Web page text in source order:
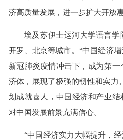
济高质量发展，进一步扩大开放
埃及苏伊士运河大学语言
开罗、北京等城市。“中国经济
新冠肺炎疫情冲击下，成为第
济体，展现了极强的韧性和实力
划成就喜人，中国经济和产业
对中国发展前景充满信心。
“中国经济实力大幅提升，